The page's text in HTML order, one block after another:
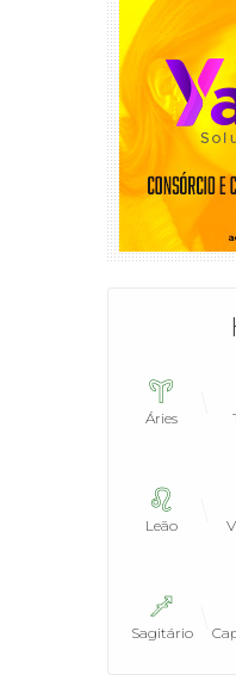
Áries
Leão
Sagitário